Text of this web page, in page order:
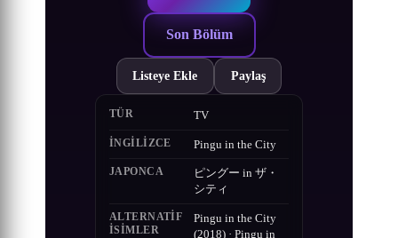
Son Bölüm
Listeye Ekle Paylaş
TÜR TV
İNGILIZCE Pingu in the City
JAPONCA
ピングー in ザ・
シティ
ALTERNATIF
ISIMLER
Pingu in the City
(2018) · Pingu in